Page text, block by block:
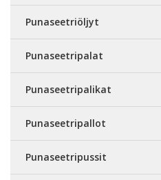
Punaseetriöljyt
Punaseetripalat
Punaseetripalikat
Punaseetripallot
Punaseetripussit